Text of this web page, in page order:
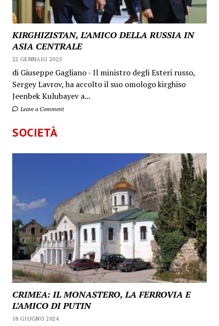
KIRGHIZISTAN, L’AMICO DELLA RUSSIA IN
ASIA CENTRALE
22 GENNAIO 2025
di Giuseppe Gagliano - Il ministro degli Esteri russo,
Sergey Lavrov, ha accolto il suo omologo kirghiso
Jeenbek Kulubayev a...
Leave a Comment
SOCIETÀ
CRIMEA: IL MONASTERO, LA FERROVIA E
L’AMICO DI PUTIN
18 GIUGNO 2024